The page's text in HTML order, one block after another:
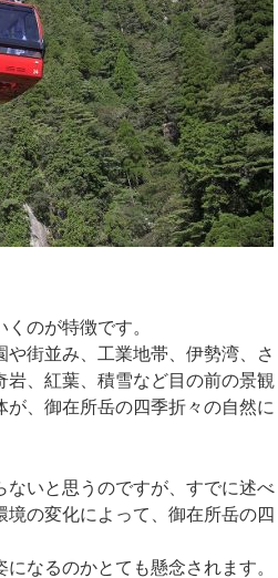
のが特徴です。
街並み、工業地帯、伊勢湾、さ
、紅葉、積雪など目の前の景観
、御在所岳の四季折々の自然に
いと思うのですが、すでに述べ
の変化によって、御在所岳の四
なるのかとても懸念されます。